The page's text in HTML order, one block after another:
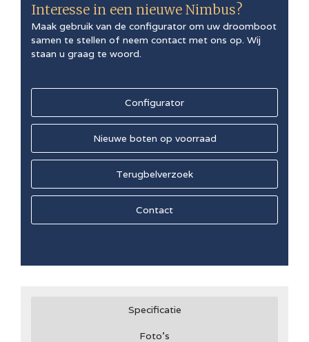
Interesse in een nieuwe Nimbus?
Maak gebruik van de configurator om uw droomboot
samen te stellen of neem contact met ons op. Wij
staan u graag te woord.
Configurator
Nieuwe boten op voorraad
Terugbelverzoek
Contact
Specificatie
Foto's